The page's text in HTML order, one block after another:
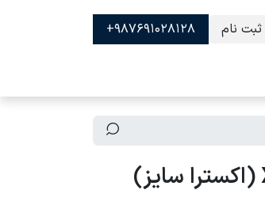
ثبت نام 987691028128+